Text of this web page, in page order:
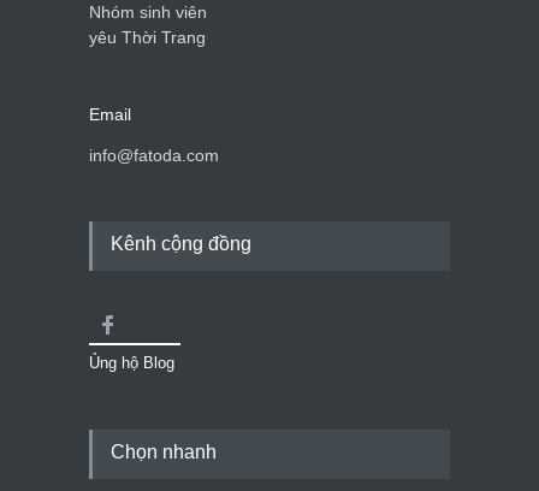
Nhóm sinh viên
yêu Thời Trang
Email
info@fatoda.com
Kênh cộng đồng
Ủng hộ Blog
Chọn nhanh